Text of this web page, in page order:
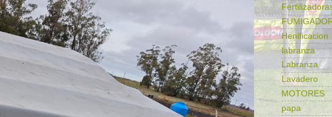
Henificacion
labranza
Labranza
Lavadero
MOTORES
papa